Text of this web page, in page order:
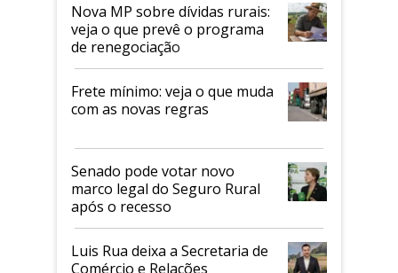
Nova MP sobre dívidas rurais:
veja o que prevê o programa
de renegociação
Frete mínimo: veja o que muda
com as novas regras
Senado pode votar novo
marco legal do Seguro Rural
após o recesso
Luis Rua deixa a Secretaria de
Comércio e Relações